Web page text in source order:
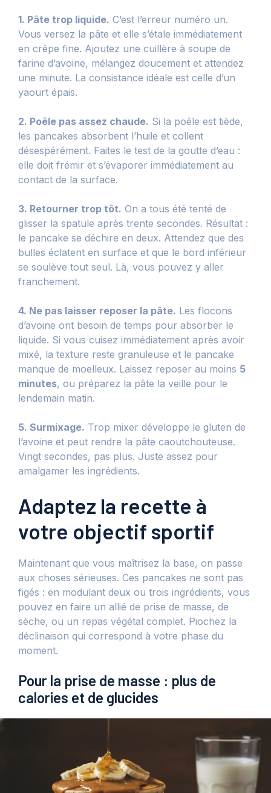
1. Pâte trop liquide. C’est l’erreur numéro un.
Vous versez la pâte et elle s’étale immédiatement
en crêpe fine. Ajoutez une cuillère à soupe de
farine d’avoine, mélangez doucement et attendez
une minute. La consistance idéale est celle d’un
yaourt épais.
2. Poêle pas assez chaude. Si la poêle est tiède,
les pancakes absorbent l’huile et collent
désespérément. Faites le test de la goutte d’eau :
elle doit frémir et s’évaporer immédiatement au
contact de la surface.
3. Retourner trop tôt. On a tous été tenté de
glisser la spatule après trente secondes. Résultat :
le pancake se déchire en deux. Attendez que des
bulles éclatent en surface et que le bord inférieur
se soulève tout seul. Là, vous pouvez y aller
franchement.
4. Ne pas laisser reposer la pâte. Les flocons
d’avoine ont besoin de temps pour absorber le
liquide. Si vous cuisez immédiatement après avoir
mixé, la texture reste granuleuse et le pancake
manque de moelleux. Laissez reposer au moins 5
minutes, ou préparez la pâte la veille pour le
lendemain matin.
5. Surmixage. Trop mixer développe le gluten de
l’avoine et peut rendre la pâte caoutchouteuse.
Vingt secondes, pas plus. Juste assez pour
amalgamer les ingrédients.
Adaptez la recette à
votre objectif sportif
Maintenant que vous maîtrisez la base, on passe
aux choses sérieuses. Ces pancakes ne sont pas
figés : en modulant deux ou trois ingrédients, vous
pouvez en faire un allié de prise de masse, de
sèche, ou un repas végétal complet. Piochez la
déclinaison qui correspond à votre phase du
moment.
Pour la prise de masse : plus de
calories et de glucides